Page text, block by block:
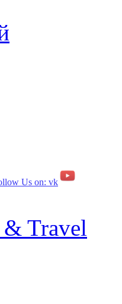
Travel